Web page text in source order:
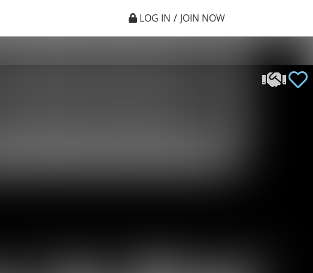
LOG IN / JOIN NOW